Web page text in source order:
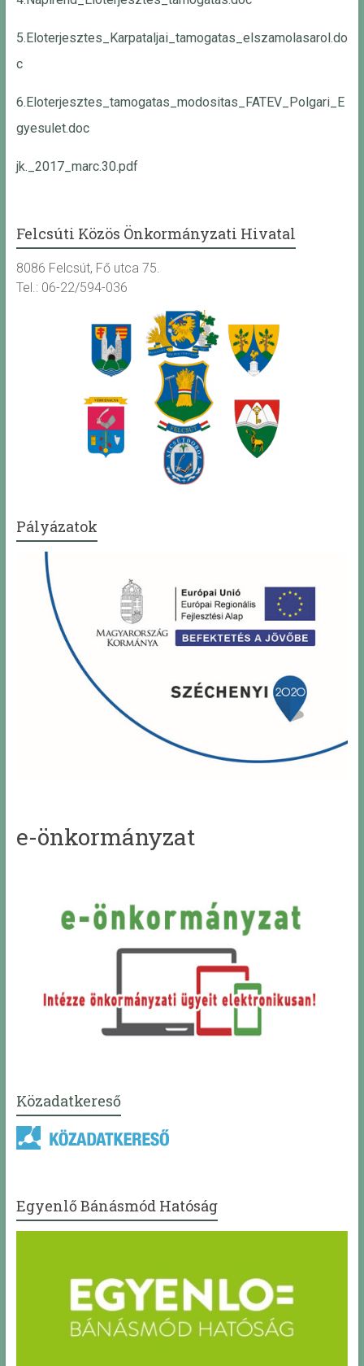
5.Eloterjesztes_Karpataljai_tamogatas_elszamolasarol.do
c
6.Eloterjesztes_tamogatas_modositas_FATEV_Polgari_E
gyesulet.doc
jk._2017_marc.30.pdf
Felcsúti Közös Önkormányzati Hivatal
8086 Felcsút, Fő utca 75.
Tel.: 06-22/594-036
Pályázatok
e-önkormányzat
Közadatkereső
Egyenlő Bánásmód Hatóság